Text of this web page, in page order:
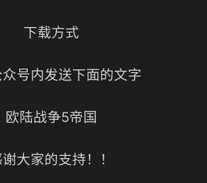
下载方式
号内发送下面的文字
欧陆战争5帝国
大家的支持！！